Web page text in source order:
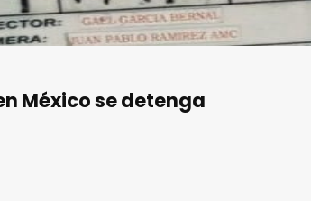
México se detenga